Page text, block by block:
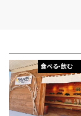
食べる・飲む